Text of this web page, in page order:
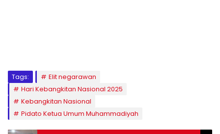
Tags:
Elit negarawan
Hari Kebangkitan Nasional 2025
Kebangkitan Nasional
Pidato Ketua Umum Muhammadiyah